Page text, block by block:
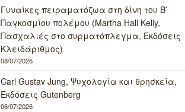
Γυναίκες πειραματόζωα στη δίνη του Β’
Παγκοσμίου πολέμου (Martha Hall Kelly,
Πασχαλιές στο συρματόπλεγμα, Εκδόσεις
Κλειδάριθμος)
08/07/2026
Carl Gustav Jung, Ψυχολογία και θρησκεία,
Εκδόσεις Gutenberg
06/07/2026